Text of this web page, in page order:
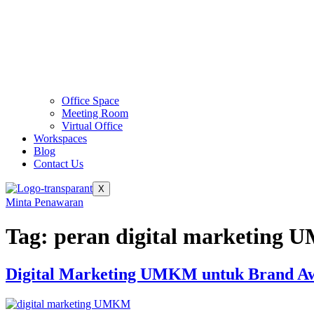
Office Space
Meeting Room
Virtual Office
Workspaces
Blog
Contact Us
X
Minta Penawaran
Tag: peran digital marketing
Digital Marketing UMKM untuk Brand